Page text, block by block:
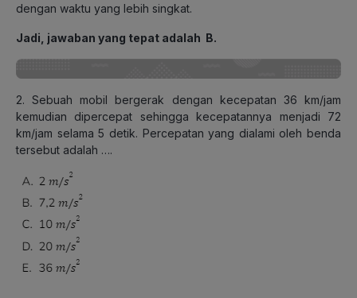
dengan waktu yang lebih singkat.
Jadi, jawaban yang tepat adalah B.
2. Sebuah mobil bergerak dengan kecepatan 36 km/jam
kemudian dipercepat sehingga kecepatannya menjadi 72
km/jam selama 5 detik. Percepatan yang dialami oleh benda
tersebut adalah ….